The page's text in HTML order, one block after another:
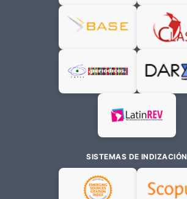
SISTEMAS DE INDIZACIÓN